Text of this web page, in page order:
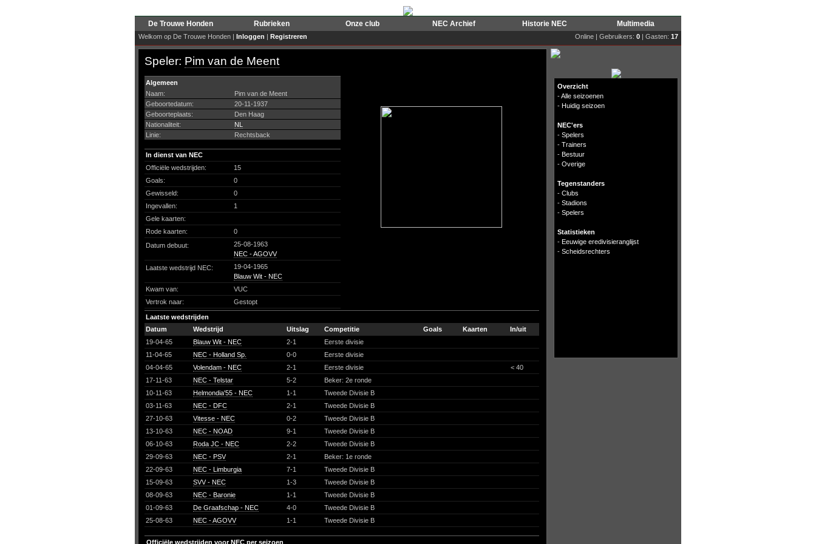
De Trouwe Honden Rubrieken Onze club NEC Archief Historie NEC Multimedia
Welkom op De Trouwe Honden | Inloggen | Registreren Online | Gebruikers: 0 | Gasten: 17
Speler: Pim van de Meent
Algemeen
Naam:
Pim van de Meent
Geboortedatum:
20-11-1937
Geboorteplaats:
Den Haag
Nationaliteit:
NL
Linie:
Rechtsback
In dienst van NEC
Officiële wedstrijden:
15
Goals:
0
Gewisseld:
0
Ingevallen:
1
Gele kaarten:
Rode kaarten:
0
Datum debuut:
25-08-1963
NEC - AGOVV
Laatste wedstrijd NEC:
19-04-1965
Blauw Wit - NEC
Kwam van:
VUC
Vertrok naar:
Gestopt
Laatste wedstrijden
Datum
Wedstrijd Uitslag Competitie Goals Kaarten
In/uit
19-04-65
Blauw Wit - NEC 2-1
Eerste divisie
11-04-65
NEC - Holland Sp. 0-0
Eerste divisie
04-04-65
Volendam - NEC 2-1 Eerste divisie
< 40
17-11-63
NEC - Telstar 5-2
Beker: 2e ronde
10-11-63
Helmondia'55 - NEC 1-1
Tweede Divisie B
03-11-63
NEC - DFC 2-1
Tweede Divisie B
27-10-63
Vitesse - NEC 0-2
Tweede Divisie B
13-10-63
NEC - NOAD 9-1
Tweede Divisie B
06-10-63
Roda JC - NEC 2-2
Tweede Divisie B
29-09-63
NEC - PSV 2-1
Beker: 1e ronde
22-09-63
NEC - Limburgia 7-1
Tweede Divisie B
15-09-63
SVV - NEC 1-3
Tweede Divisie B
08-09-63
NEC - Baronie 1-1
Tweede Divisie B
01-09-63
De Graafschap - NEC 4-0
Tweede Divisie B
25-08-63
NEC - AGOVV 1-1 Tweede Divisie B
Officiële wedstrijden voor NEC per seizoen
Overzicht
-Alle seizoenen
- Huidig seizoen
NEC'ers
- Spelers
- Trainers
- Bestuur
- Overige
Tegenstanders
- Clubs
- Stadions
- Spelers
Statistieken
- Eeuwige eredivisieranglijst
- Scheidsrechters